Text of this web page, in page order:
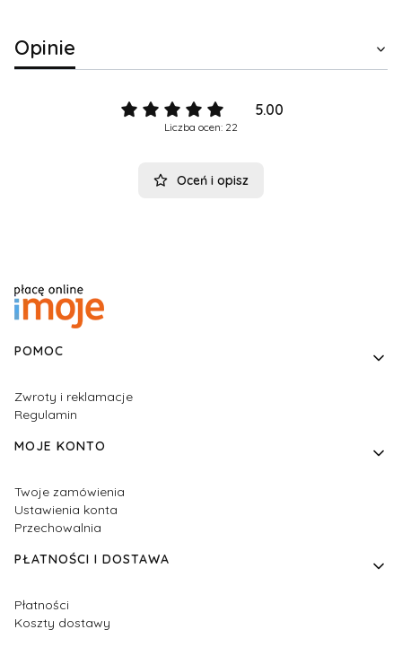
Opinie
5.00
Liczba ocen: 22
Oceń i opisz
Linki w stopce
POMOC
Zwroty i reklamacje
Regulamin
MOJE KONTO
Twoje zamówienia
Ustawienia konta
Przechowalnia
PŁATNOŚCI I DOSTAWA
Płatności
Koszty dostawy